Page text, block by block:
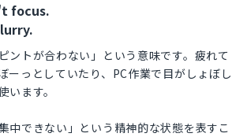
focus.
ントが合わない」という意味です。疲れて
ーっとしていたり、PC作業で目がしょぼし
います。
中できない」という精神的な状態を表すこ